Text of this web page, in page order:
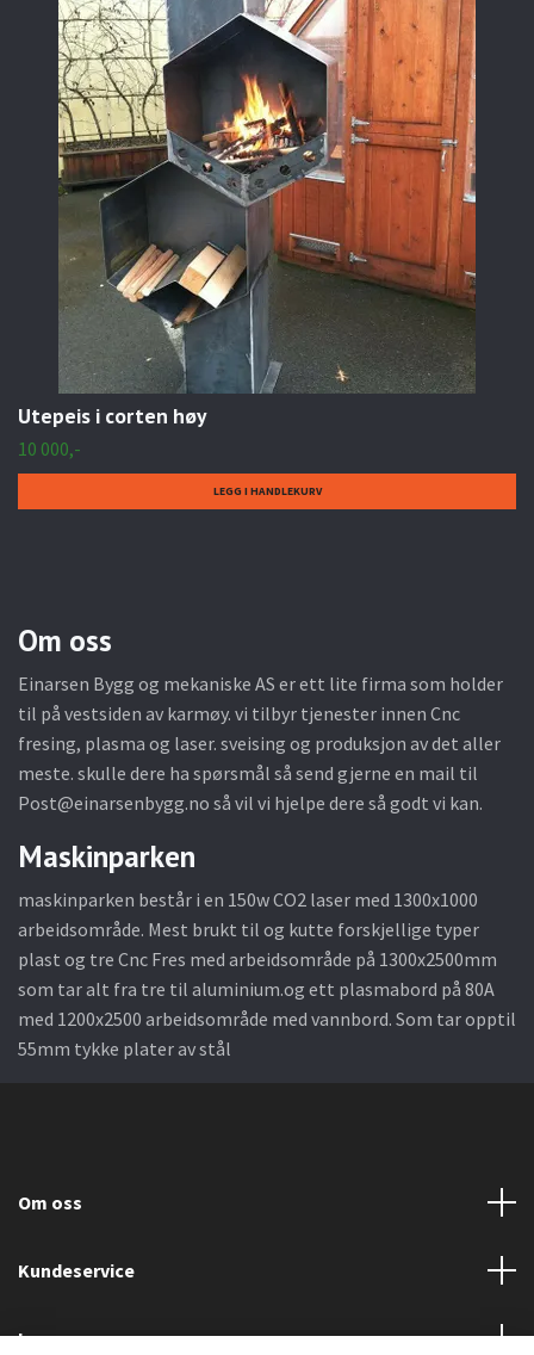
Om oss
Einarsen Bygg og mekaniske AS er ett lite firma som holder
til på vestsiden av karmøy. vi tilbyr tjenester innen Cnc
fresing, plasma og laser. sveising og produksjon av det aller
meste. skulle dere ha spørsmål så send gjerne en mail til
Post@einarsenbygg.no så vil vi hjelpe dere så godt vi kan.
Maskinparken
maskinparken består i en 150w CO2 laser med 1300x1000
arbeidsområde. Mest brukt til og kutte forskjellige typer
plast og tre Cnc Fres med arbeidsområde på 1300x2500mm
som tar alt fra tre til aluminium.og ett plasmabord på 80A
med 1200x2500 arbeidsområde med vannbord. Som tar opptil
55mm tykke plater av stål
Utepeis i corten høy
10 000,-
Om oss
Kundeservice
Les mer